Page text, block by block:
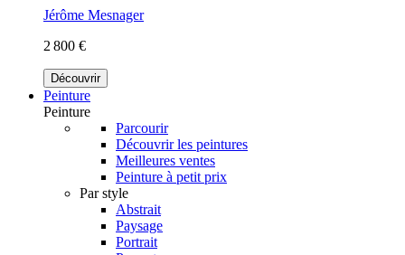
Jérôme Mesnager
2 800 €
Découvrir
Peinture
Peinture
Parcourir
Découvrir les peintures
Meilleures ventes
Peinture à petit prix
Par style
Abstrait
Paysage
Portrait